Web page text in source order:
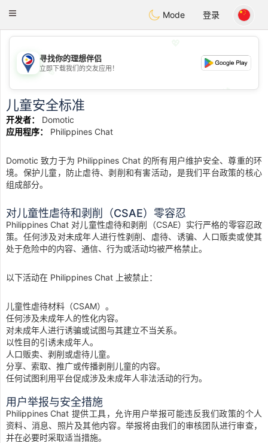
PhilippinesChat
Toggle
Mode 登录
💖
💕
寻找你的理想伴侣
立即下载我们的交友应用！
儿童安全标准
开发者：
Domotic
应用程序：
Philippines Chat
Domotic 致力于为 Philippines Chat 的所有用户维护安全、尊重的环
境。保护儿童，防止虐待、剥削和有害活动，是我们平台政策的核心
组成部分。
对儿童性虐待和剥削（CSAE）零容忍
Philippines Chat 对儿童性虐待和剥削（CSAE）实行严格的零容忍政
策。任何涉及对未成年人进行性剥削、虐待、诱骗、人口贩卖或使其
处于危险中的内容、通信、行为或活动均被严格禁止。
以下活动在 Philippines Chat 上被禁止：
儿童性虐待材料（CSAM）。
任何涉及未成年人的性化内容。
对未成年人进行诱骗或试图与其建立不当关系。
以性目的引诱未成年人。
人口贩卖、剥削或虐待儿童。
分享、索取、推广或传播剥削儿童的内容。
任何试图利用平台促成涉及未成年人非法活动的行为。
用户举报与安全措施
Philippines Chat 提供工具，允许用户举报可能违反我们政策的个人
资料、消息、照片及其他内容。举报将由我们的审核团队进行审查，
并在必要时采取适当措施。